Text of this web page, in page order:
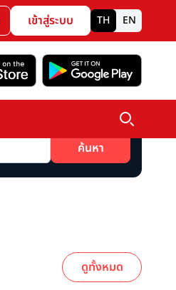
เข้าสู่ระบบ TH EN
ค้นหา
ดูทั้งหมด